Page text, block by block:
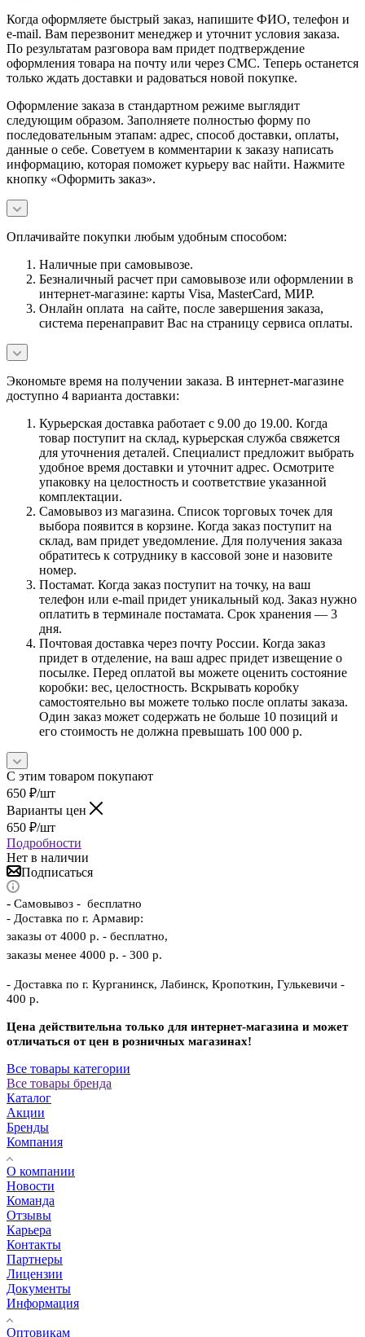
Когда оформляете быстрый заказ, напишите ФИО, телефон и
e-mail. Вам перезвонит менеджер и уточнит условия заказа.
По результатам разговора вам придет подтверждение
оформления товара на почту или через СМС. Теперь останется
только ждать доставки и радоваться новой покупке.
Оформление заказа в стандартном режиме выглядит
следующим образом. Заполняете полностью форму по
последовательным этапам: адрес, способ доставки, оплаты,
данные о себе. Советуем в комментарии к заказу написать
информацию, которая поможет курьеру вас найти. Нажмите
кнопку «Оформить заказ».
Оплачивайте покупки любым удобным способом:
Наличные при самовывозе.
Безналичный расчет при самовывозе или оформлении в
интернет-магазине: карты Visa, MasterCard, МИР.
Онлайн оплата на сайте, после завершения заказа,
система перенаправит Вас на страницу сервиса оплаты.
Экономьте время на получении заказа. В интернет-магазине
доступно 4 варианта доставки:
Курьерская доставка работает с 9.00 до 19.00. Когда
товар поступит на склад, курьерская служба свяжется
для уточнения деталей. Специалист предложит выбрать
удобное время доставки и уточнит адрес. Осмотрите
упаковку на целостность и соответствие указанной
комплектации.
Самовывоз из магазина. Список торговых точек для
выбора появится в корзине. Когда заказ поступит на
склад, вам придет уведомление. Для получения заказа
обратитесь к сотруднику в кассовой зоне и назовите
номер.
Постамат. Когда заказ поступит на точку, на ваш
телефон или e-mail придет уникальный код. Заказ нужно
оплатить в терминале постамата. Срок хранения — 3
дня.
Почтовая доставка через почту России. Когда заказ
придет в отделение, на ваш адрес придет извещение о
посылке. Перед оплатой вы можете оценить состояние
коробки: вес, целостность. Вскрывать коробку
самостоятельно вы можете только после оплаты заказа.
Один заказ может содержать не больше 10 позиций и
его стоимость не должна превышать 100 000 р.
С этим товаром покупают
650 ₽/шт
Варианты цен
650 ₽/шт
Подробности
Нет в наличии
Подписаться
- Самовывоз - бесплатно
- Доставка по г. Армавир:
заказы от 4000 р. - бесплатно,
заказы менее 4000 р. - 300 р.
- Доставка по г. Курганинск, Лабинск, Кропоткин, Гулькевичи -
400 р.
Цена действительна только для интернет-магазина и может
отличаться от цен в розничных магазинах!
Все товары категории
Все товары бренда
Каталог
Акции
Бренды
Компания
О компании
Новости
Команда
Отзывы
Карьера
Контакты
Партнеры
Лицензии
Документы
Информация
Оптовикам